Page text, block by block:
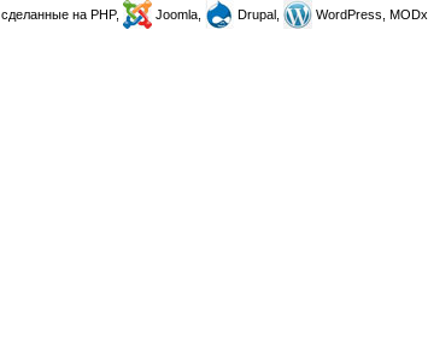
, сделанные на PHP, Joomla, Drupal, WordPress, MODx.